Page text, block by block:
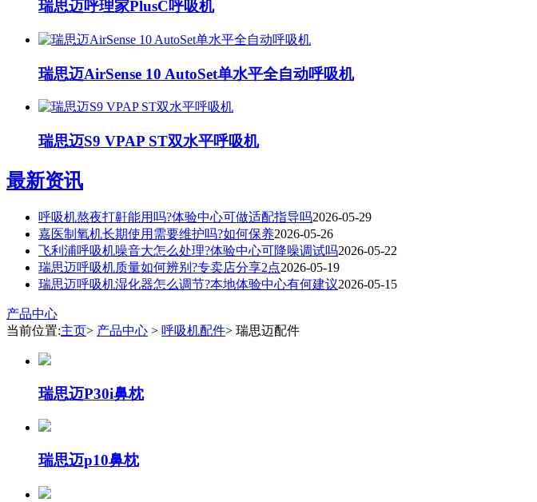
瑞思迈呼理家PlusC呼吸机
瑞思迈AirSense 10 AutoSet单水平全自动呼吸机
瑞思迈S9 VPAP ST双水平呼吸机
最新资讯
呼吸机熬夜打鼾能用吗?体验中心可做适配指导吗2026-05-29
嘉医制氧机长期使用需要维护吗?如何保养2026-05-26
飞利浦呼吸机噪音大怎么处理?体验中心可降噪调试吗2026-05-22
瑞思迈呼吸机质量如何辨别?专卖店分享2点2026-05-19
瑞思迈呼吸机湿化器怎么调节?本地体验中心有何建议2026-05-15
产品中心
当前位置:主页> 产品中心 > 呼吸机配件> 瑞思迈配件
瑞思迈P30i鼻枕
瑞思迈p10鼻枕